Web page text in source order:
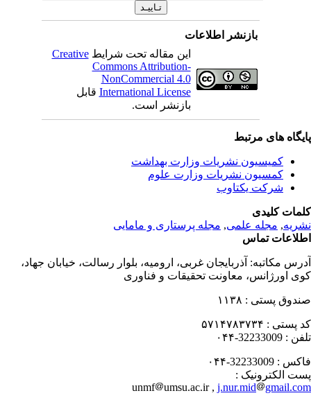
بازنشر اطلاعات
این مقاله تحت شرایطCreative
Commons Attribution-
NonCommercial 4.0
International Licenseقابل
بازنشر است.
های مرتبط
کمیسیون نشریات وزارت بهداشت
کمسیون نشریات وزارت علوم
شرکت یکتاوب
کلیدی
,مجله علمی, مجله پرستاری و مامایی
تماس
مکاتبه:آذربایجان غربی، ارومیه، بلوار رسالت، خیابان جهاد،
اورژانس، معاونت تحقیقات و فناوری
پستی : ۱۱۳۸
پستی : ۵۷۱۴۷۸۳۷۳۴
: 32233009-۰۴۴
: 32233009-۰۴۴
الکترونیک :
unmf
umsu.ac.ir ,j.nur.mid